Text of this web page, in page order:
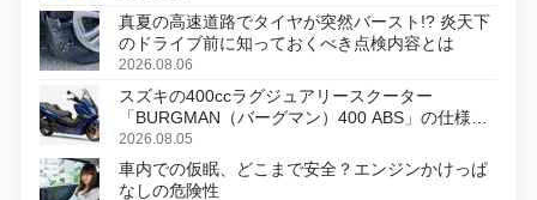
真夏の高速道路でタイヤが突然バースト!? 炎天下
のドライブ前に知っておくべき点検内容とは
2026.08.06
スズキの400ccラグジュアリースクーター
「BURGMAN（バーグマン）400 ABS」の仕様を
変更し、8月18日に発売
2026.08.05
車内での仮眠、どこまで安全？エンジンかけっぱ
なしの危険性